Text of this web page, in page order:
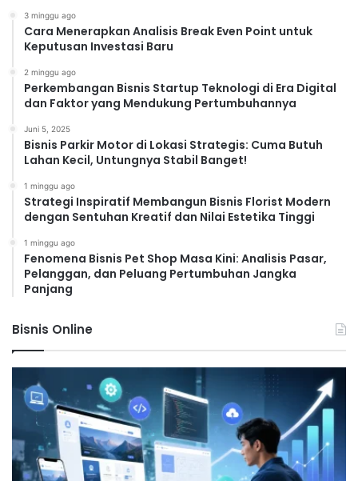
3 minggu ago
Cara Menerapkan Analisis Break Even Point untuk
Keputusan Investasi Baru
2 minggu ago
Perkembangan Bisnis Startup Teknologi di Era Digital
dan Faktor yang Mendukung Pertumbuhannya
Juni 5, 2025
Bisnis Parkir Motor di Lokasi Strategis: Cuma Butuh
Lahan Kecil, Untungnya Stabil Banget!
1 minggu ago
Strategi Inspiratif Membangun Bisnis Florist Modern
dengan Sentuhan Kreatif dan Nilai Estetika Tinggi
1 minggu ago
Fenomena Bisnis Pet Shop Masa Kini: Analisis Pasar,
Pelanggan, dan Peluang Pertumbuhan Jangka
Panjang
Bisnis Online